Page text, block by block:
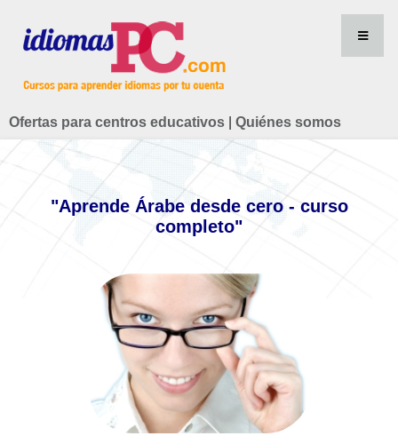
Ofertas para centros educativos Quiénes somos
"Aprende Árabe desde cero - curso
completo"